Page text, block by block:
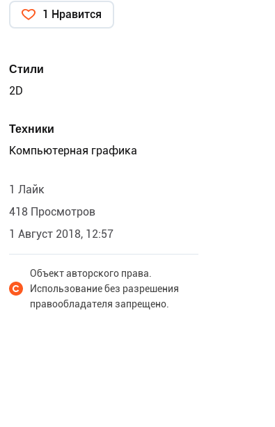
1 Нравится
Стили
2D
Техники
Компьютерная графика
1 Лайк
418 Просмотров
1 Август 2018, 12:57
Объект авторского права.
Использование без разрешения
правообладателя запрещено.